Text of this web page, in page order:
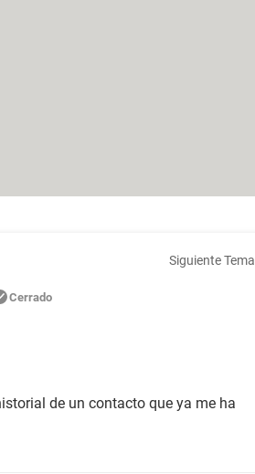
Siguiente Tema
Cerrado
de un contacto que ya me ha